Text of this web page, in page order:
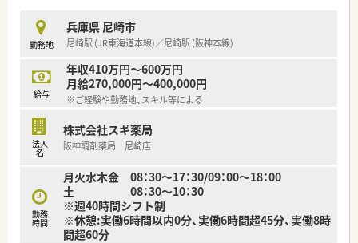
があるのも特徴です
勤務地
兵庫県 尼崎市
尼崎駅 (JR東海道本線)／尼崎駅 (阪神本線)
給与
年収410万円～600万円
月給270,000円～400,000円
※ご経験や勤務地、スキル等による
法人
名
株式会社スギ薬局
阪神調剤薬局 尼崎店
勤務
時間
月火水木金 08：30～17：30/09：00～18：00
土 08：30～10：30
※週40時間シフト制
※休憩:実働6時間以内0分、実働6時間超45分、実働8時
間超60分